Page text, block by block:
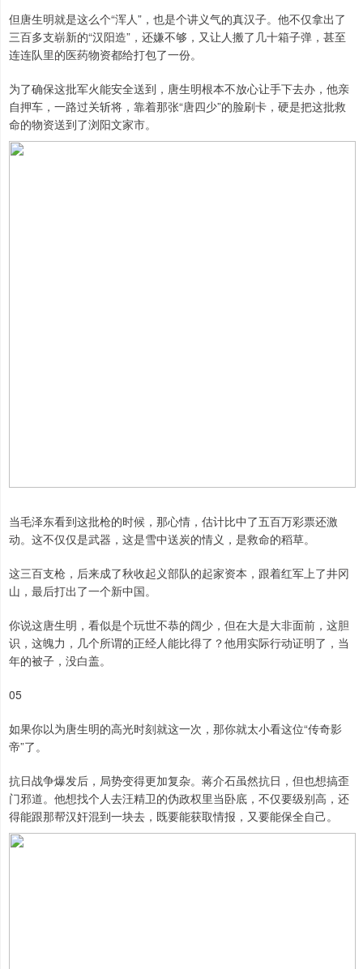
但唐生明就是这么个“浑人”，也是个讲义气的真汉子。他不仅拿出了
三百多支崭新的“汉阳造”，还嫌不够，又让人搬了几十箱子弹，甚至
连连队里的医药物资都给打包了一份。
为了确保这批军火能安全送到，唐生明根本不放心让手下去办，他亲
自押车，一路过关斩将，靠着那张“唐四少”的脸刷卡，硬是把这批救
命的物资送到了浏阳文家市。
当毛泽东看到这批枪的时候，那心情，估计比中了五百万彩票还激
动。这不仅仅是武器，这是雪中送炭的情义，是救命的稻草。
这三百支枪，后来成了秋收起义部队的起家资本，跟着红军上了井冈
山，最后打出了一个新中国。
你说这唐生明，看似是个玩世不恭的阔少，但在大是大非面前，这胆
识，这魄力，几个所谓的正经人能比得了？他用实际行动证明了，当
年的被子，没白盖。
05
如果你以为唐生明的高光时刻就这一次，那你就太小看这位“传奇影
帝”了。
抗日战争爆发后，局势变得更加复杂。蒋介石虽然抗日，但也想搞歪
门邪道。他想找个人去汪精卫的伪政权里当卧底，不仅要级别高，还
得能跟那帮汉奸混到一块去，既要能获取情报，又要能保全自己。